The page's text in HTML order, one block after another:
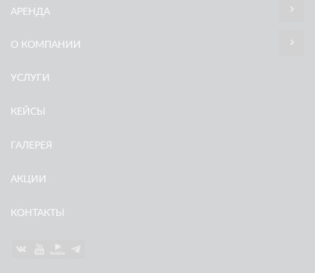
АРЕНДА
О КОМПАНИИ
УСЛУГИ
КЕЙСЫ
ГАЛЕРЕЯ
АКЦИИ
КОНТАКТЫ